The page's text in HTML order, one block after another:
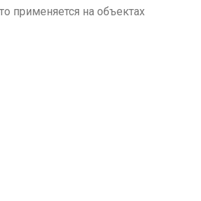
применяется на объектах